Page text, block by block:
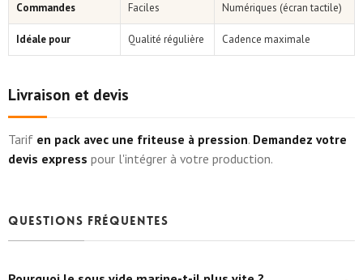
Commandes Faciles Numériques (écran tactile)
Idéale pour Qualité régulière Cadence maximale
Livraison et devis
Tarif en pack avec une friteuse à pression. Demandez votre
devis express pour l'intégrer à votre production.
Questions fréquentes